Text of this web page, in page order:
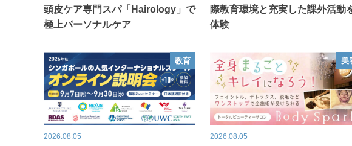
頭皮ケア専門スパ「Hairology」で
極上パーソナルケア
際教育環境と充実した課外活動
体験
教育
2026.08.05
美
2026.08.05